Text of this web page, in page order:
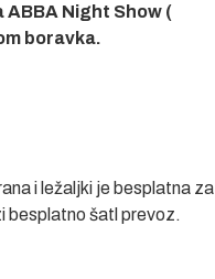
Night Show (
boravka.
i ležaljki je besplatna za
besplatno šatl prevoz.